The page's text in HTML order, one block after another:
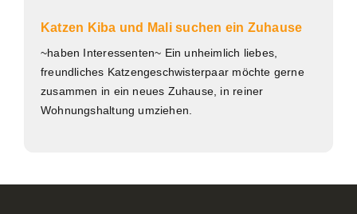
Katzen Kiba und Mali suchen ein Zuhause
~haben Interessenten~ Ein unheimlich liebes,
freundliches Katzengeschwisterpaar möchte gerne
zusammen in ein neues Zuhause, in reiner
Wohnungshaltung umziehen.